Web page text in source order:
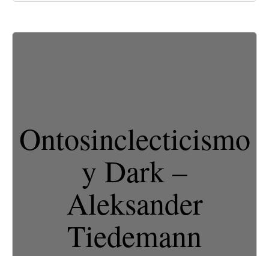
Ontosinclecticismo
y Dark –
Aleksander
Tiedemann